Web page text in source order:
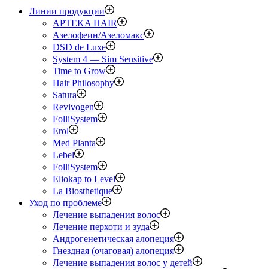
Линии продукции
APTEKA HAIR
Азелофеин/Aзеломакс
DSD de Luxe
System 4 — Sim Sensitive
Time to Grow
Hair Philosophy
Satura
Revivogen
FolliSystem
Erol
Med Planta
Lebel
FolliSystem
Eliokap to Level
La Biosthetique
Уход по проблеме
Лечение выпадения волос
Лечение перхоти и зуда
Андрогенетическая алопеция
Гнездная (очаговая) алопеция
Лечение выпадения волос у детей